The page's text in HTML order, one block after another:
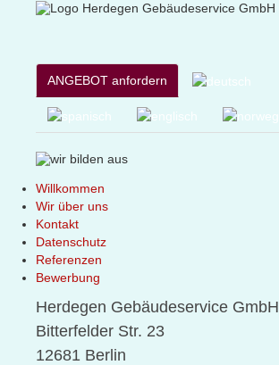
ANGEBOT anfordern
Willkommen
Wir über uns
Kontakt
Datenschutz
Referenzen
Bewerbung
Herdegen Gebäudeservice GmbH
Bitterfelder Str. 23
12681 Berlin